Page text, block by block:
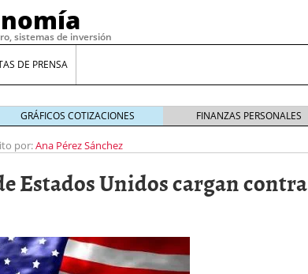
sistemas de inversión
DE PRENSA
GRÁFICOS COTIZACIONES FINANZAS PERSONALES
por:Ana Pérez Sánchez
Estados Unidos cargan contra